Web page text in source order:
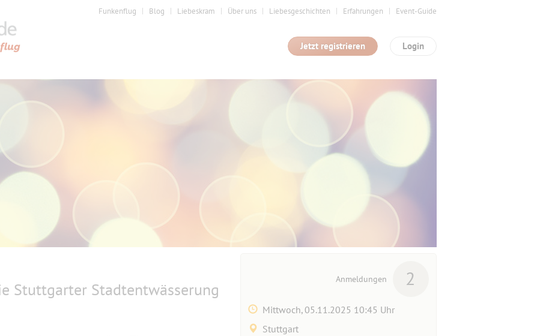
Funkenflug Blog Liebeskram Über uns Liebesgeschichten Erfahrungen Event-Guide
Login
Jetzt registrieren
Stuttgarter Stadtentwässerung
Anmeldungen 2
Mittwoch, 05.11.2025 10:45 Uhr
Stuttgart